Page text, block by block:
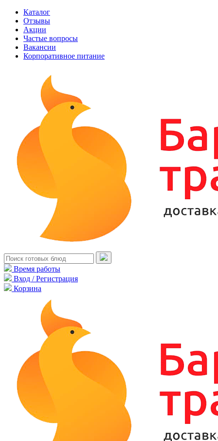
Каталог
Отзывы
Акции
Частые вопросы
Вакансии
Корпоративное питание
Время работы
Вход / Регистрация
Корзина